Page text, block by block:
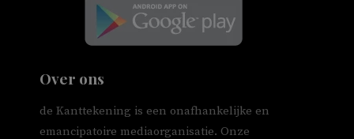
Over ons
de Kanttekening is een onafhankelijke en
emancipatoire mediaorganisatie. Onze